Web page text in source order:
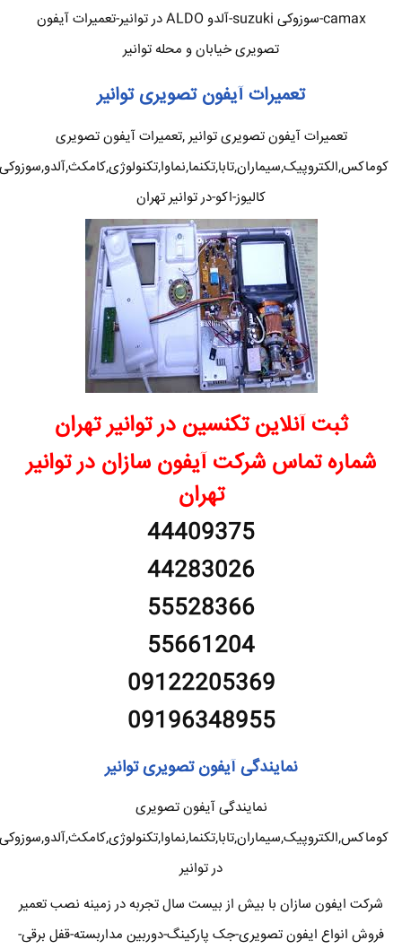
camax-سوزوکی suzuki-آلدو ALDO در توانیر-تعمیرات آیفون
تصویری خیابان و محله توانیر
تعمیرات آیفون تصویری توانیر
تعمیرات آیفون تصویری توانیر ,تعمیرات آیفون تصویری
کوماکس,الکتروپیک,سیماران,تابا,تکنما,نماوا,تکنولوژی,کامکث,آلدو,سوزوکی
کالیوز-اکو-در توانیر تهران
ثبت آنلاین تکنسین در توانیر تهران
شماره تماس شرکت آیفون سازان در توانیر
تهران
44409375
44283026
55528366
55661204
09122205369
09196348955
نمایندگی آیفون تصویری توانیر
نمایندگی آیفون تصویری
کوماکس,الکتروپیک,سیماران,تابا,تکنما,نماوا,تکنولوژی,کامکث,آلدو,سوزوکی
در توانیر
شرکت ایفون سازان با بیش از بیست سال تجربه در زمینه نصب تعمیر
فروش انواع ایفون تصویری-جک پارکینگ-دوربین مداربسته-قفل برقی-